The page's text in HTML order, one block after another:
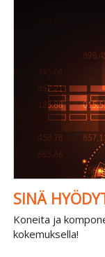
SINÄ
Koneita ja
kokemuksella!